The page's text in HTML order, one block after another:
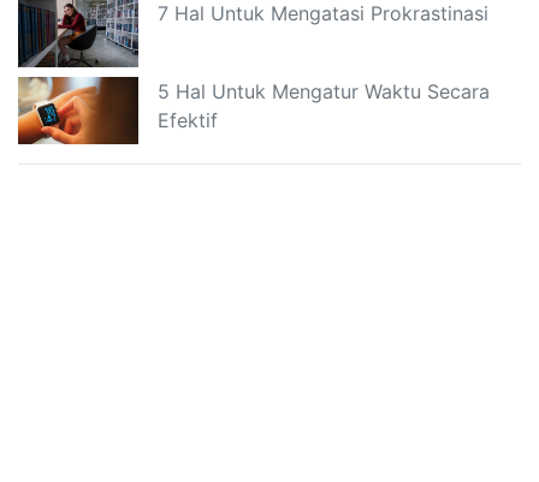
7 Hal Untuk Mengatasi Prokrastinasi
5 Hal Untuk Mengatur Waktu Secara
Efektif